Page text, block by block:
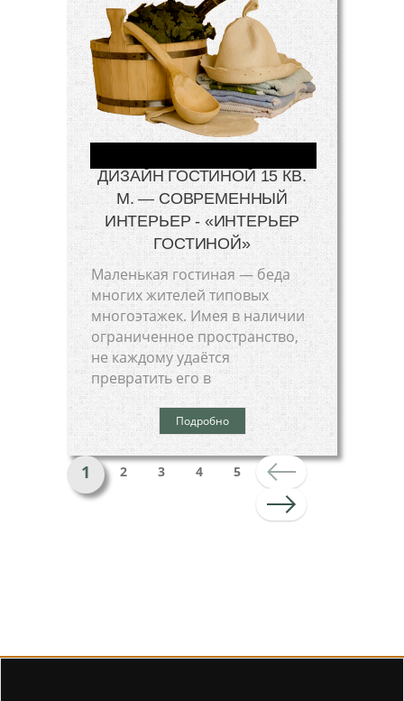
ДИЗАЙН ГОСТИНОЙ 15 КВ.
М. — СОВРЕМЕННЫЙ
ИНТЕРЬЕР - «ИНТЕРЬЕР
ГОСТИНОЙ»
Маленькая гостиная — беда
многих жителей типовых
многоэтажек. Имея в наличии
ограниченное пространство,
не каждому удаётся
превратить его в
Подробно
1 2 3 4 5